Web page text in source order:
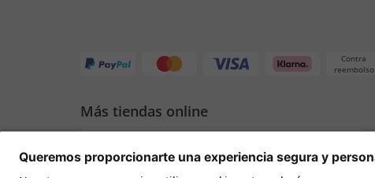
Contra
reembolso
Más tiendas online